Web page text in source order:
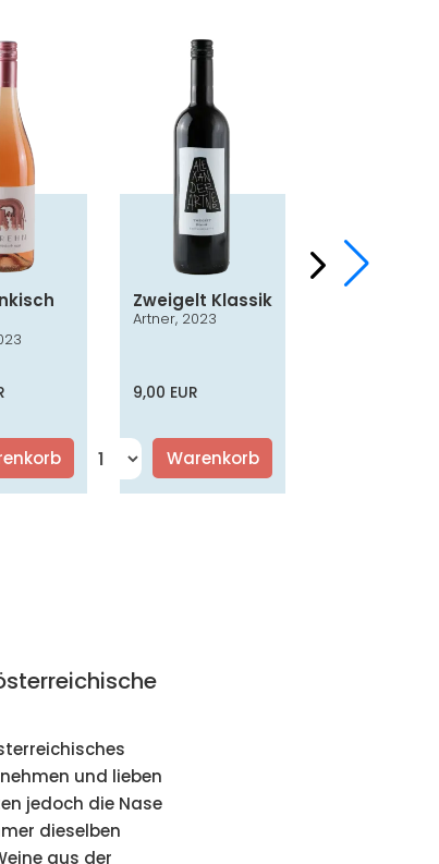
Zweigelt Klassik
Artner, 2023
9,00 EUR
Warenkorb
und lieben
jedoch die Nase
dieselben
aus der